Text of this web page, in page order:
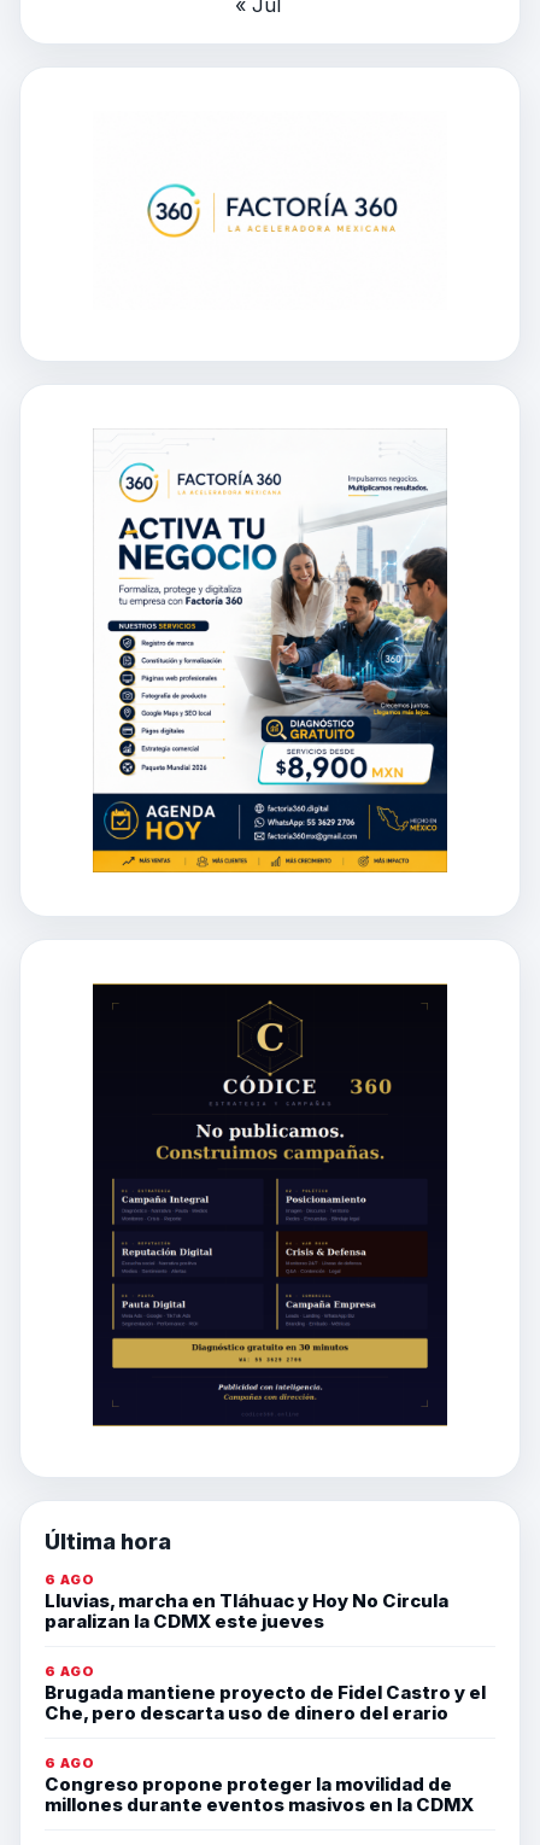
Última hora
6 AGO
Lluvias, marcha en Tláhuac y Hoy No Circula
paralizan la CDMX este jueves
6 AGO
Brugada mantiene proyecto de Fidel Castro y el
Che, pero descarta uso de dinero del erario
6 AGO
Congreso propone proteger la movilidad de
millones durante eventos masivos en la CDMX